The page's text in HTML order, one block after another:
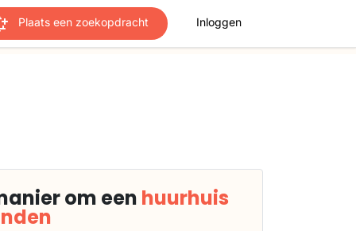
Plaats een zoekopdracht Inloggen
om een huurhuis